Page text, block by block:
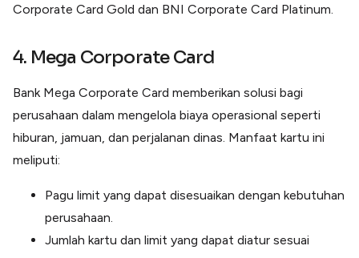
Corporate Card Gold dan BNI Corporate Card Platinum.
4. Mega Corporate Card
Bank Mega Corporate Card memberikan solusi bagi
perusahaan dalam mengelola biaya operasional seperti
hiburan, jamuan, dan perjalanan dinas. Manfaat kartu ini
meliputi:
Pagu limit yang dapat disesuaikan dengan kebutuhan
perusahaan.
Jumlah kartu dan limit yang dapat diatur sesuai